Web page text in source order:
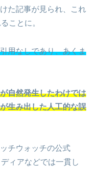
た記事が見られ、これ
ことに。
用なしであり、あくま
自然発生したわけでは
生み出した人工的な誤
チウォッチの公式
ィアなどでは一貫し